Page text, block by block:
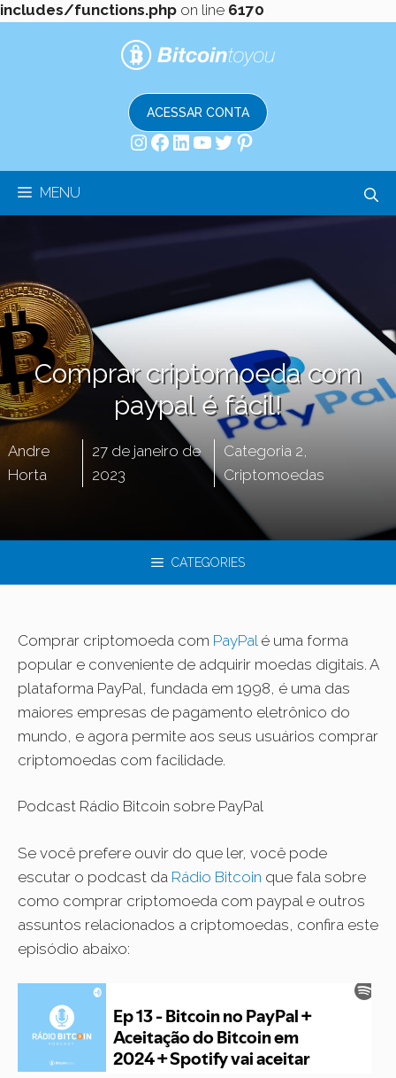
includes/functions.php on line 6170
ACESSAR CONTA
Instagram
Facebook
LinkedIn
Youtube
Twitter
Pinterest
MENU
Comprar criptomoeda com
paypal é fácil!
Andre
Horta
27 de janeiro de
2023
Categoria 2
Criptomoedas
CATEGORIES
Comprar criptomoeda com PayPal é uma forma
popular e conveniente de adquirir moedas digitais. A
plataforma PayPal, fundada em 1998, é uma das
maiores empresas de pagamento eletrônico do
mundo, e agora permite aos seus usuários comprar
criptomoedas com facilidade.
Podcast Rádio Bitcoin sobre PayPal
Se você prefere ouvir do que ler, você pode
escutar o podcast da Rádio Bitcoin que fala sobre
como comprar criptomoeda com paypal e outros
assuntos relacionados a criptomoedas, confira este
episódio abaixo: